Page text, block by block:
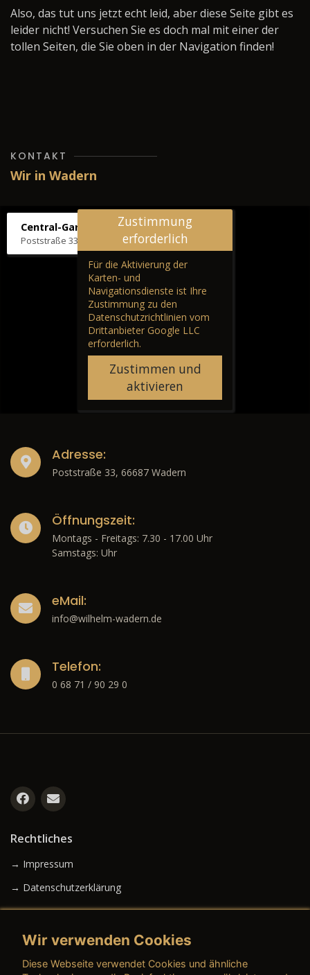
Also, das tut uns jetzt echt leid, aber diese Seite gibt es
leider nicht! Versuchen Sie es doch mal mit einer der
tollen Seiten, die Sie oben in der Navigation finden!
KONTAKT
Wir in Wadern
Central-Garage H. Wilhelm
Poststraße 33, 66687 Wadern
Zustimmung
erforderlich
Für die Aktivierung der
Karten- und
Navigationsdienste ist Ihre
Zustimmung zu den
Datenschutzrichtlinien vom
Drittanbieter Google LLC
erforderlich.
Zustimmen und
aktivieren
Adresse:
Poststraße 33, 66687 Wadern
Öffnungszeit:
Montags - Freitags: 7.30 - 17.00 Uhr
Samstags: Uhr
eMail:
info@wilhelm-wadern.de
Telefon:
0 68 71 / 90 29 0
Rechtliches
→ Impressum
→ Datenschutzerklärung
Wir verwenden Cookies
Diese Webseite verwendet Cookies und ähnliche